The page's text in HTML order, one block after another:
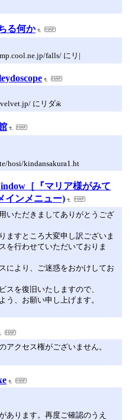
る何か
falls/ にリ|
にリダӝ
hosi/kindansakura1.ht
［『マリア様がみて
インメニュー)
いただきましてありがとうござ
ますところ大変申し訳ございま
を行わせていただいておりま
により、ご迷惑をおかけしてお
スを復旧いたしますので、
う、お願い申し上げます。
アクセス権がございません。
あります。再度ご確認のうえ